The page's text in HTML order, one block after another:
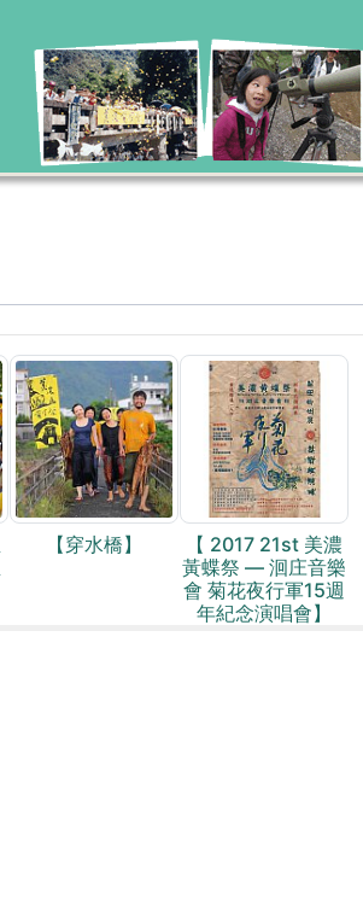
【穿水橋】
【 2017 21st 美濃
黃蝶祭 — 洄庄音樂
會 菊花夜行軍15週
年紀念演唱會】